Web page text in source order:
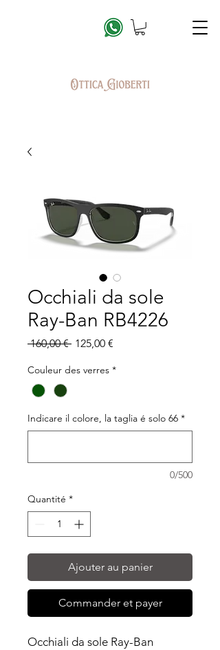
Occhiali da sole
Ray-Ban RB4226
160,00 € Prix
125,00 €
Couleur des verres *
Indicare il colore, la taglia é solo 66 *
0/500
Quantité *
Ajouter au panier
Commander et payer
Occhiali da sole Ray-Ban